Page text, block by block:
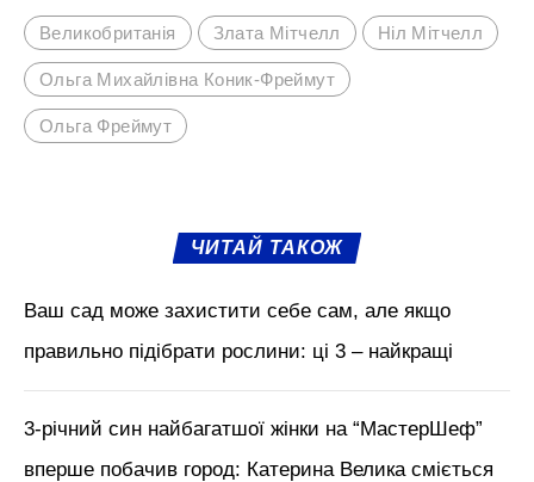
Великобританія Злата Мітчелл Ніл Мітчелл
Ольга Михайлівна Коник-Фреймут
Ольга Фреймут
ЧИТАЙ ТАКОЖ
Ваш сад може захистити себе сам, але якщо
правильно підібрати рослини: ці 3 – найкращі
3-річний син найбагатшої жінки на “МастерШеф”
вперше побачив город: Катерина Велика сміється